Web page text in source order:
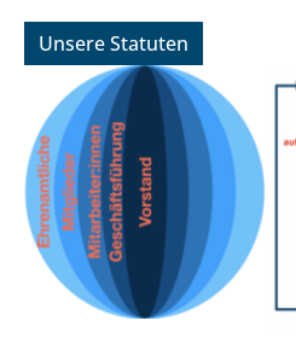
Unsere Statuten